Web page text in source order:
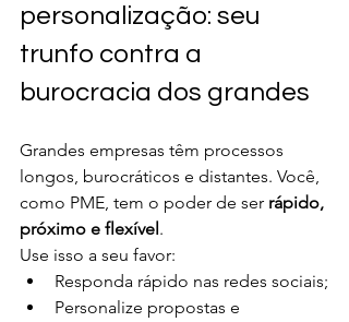
personalização: seu
trunfo contra a
burocracia dos grandes
Grandes empresas têm processos
longos, burocráticos e distantes. Você,
como PME, tem o poder de ser rápido,
próximo e flexível.
Use isso a seu favor:
Responda rápido nas redes sociais;
Personalize propostas e